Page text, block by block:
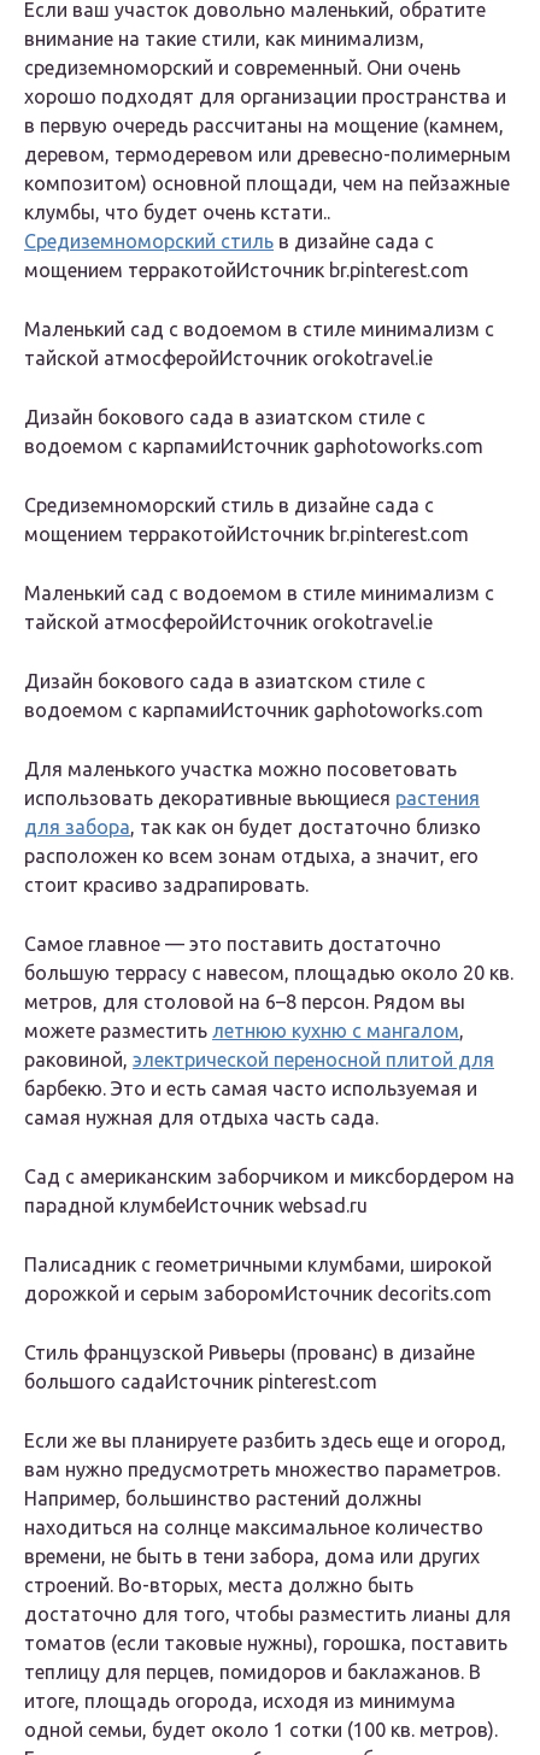
Если ваш участок довольно маленький, обратите
внимание на такие стили, как минимализм,
средиземноморский и современный. Они очень
хорошо подходят для организации пространства и
в первую очередь рассчитаны на мощение (камнем,
деревом, термодеревом или древесно-полимерным
композитом) основной площади, чем на пейзажные
клумбы, что будет очень кстати..
Средиземноморский стиль в дизайне сада с
мощением терракотойИсточник br.pinterest.com
Маленький сад с водоемом в стиле минимализм с
тайской атмосферойИсточник orokotravel.ie
Дизайн бокового сада в азиатском стиле с
водоемом с карпамиИсточник gaphotoworks.com
Средиземноморский стиль в дизайне сада с
мощением терракотойИсточник br.pinterest.com
Маленький сад с водоемом в стиле минимализм с
тайской атмосферойИсточник orokotravel.ie
Дизайн бокового сада в азиатском стиле с
водоемом с карпамиИсточник gaphotoworks.com
Для маленького участка можно посоветовать
использовать декоративные вьющиеся растения
для забора, так как он будет достаточно близко
расположен ко всем зонам отдыха, а значит, его
стоит красиво задрапировать.
Самое главное — это поставить достаточно
большую террасу с навесом, площадью около 20 кв.
метров, для столовой на 6–8 персон. Рядом вы
можете разместить летнюю кухню с мангалом,
раковиной, электрической переносной плитой для
барбекю. Это и есть самая часто используемая и
самая нужная для отдыха часть сада.
Сад с американским заборчиком и миксбордером на
парадной клумбеИсточник websad.ru
Палисадник с геометричными клумбами, широкой
дорожкой и серым заборомИсточник decorits.com
Стиль французской Ривьеры (прованс) в дизайне
большого садаИсточник pinterest.com
Если же вы планируете разбить здесь еще и огород,
вам нужно предусмотреть множество параметров.
Например, большинство растений должны
находиться на солнце максимальное количество
времени, не быть в тени забора, дома или других
строений. Во-вторых, места должно быть
достаточно для того, чтобы разместить лианы для
томатов (если таковые нужны), горошка, поставить
теплицу для перцев, помидоров и баклажанов. В
итоге, площадь огорода, исходя из минимума
одной семьи, будет около 1 сотки (100 кв. метров).